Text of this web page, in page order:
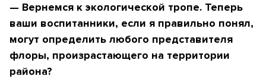
— Вернемся к экологической тропе. Теперь
ваши воспитанники, если я правильно понял,
могут определить любого представителя
флоры, произрастающего на территории
района?